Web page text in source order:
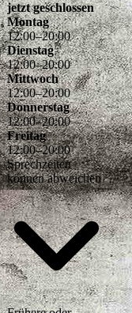
jetzt geschlossen
Montag
12:00–20:00
Dienstag
12:00–20:00
Mittwoch
12:00–20:00
Donnerstag
12:00–20:00
Freitag
12:00–20:00
Sprechzeiten
können abweichen